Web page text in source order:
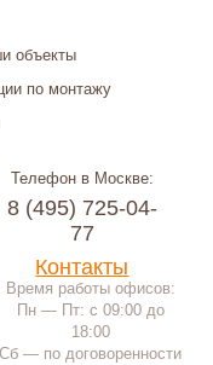
объекты
по монтажу
Телефон в Москве:
8 (495) 725-04-
77
Контакты
Время работы офисов:
Пн — Пт: с 09:00 до
18:00
Сб — по договоренности